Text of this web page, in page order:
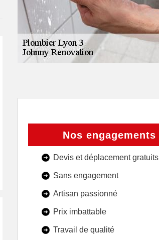
Nos engagements
Devis et déplacement gratuits
Sans engagement
Artisan passionné
Prix imbattable
Travail de qualité